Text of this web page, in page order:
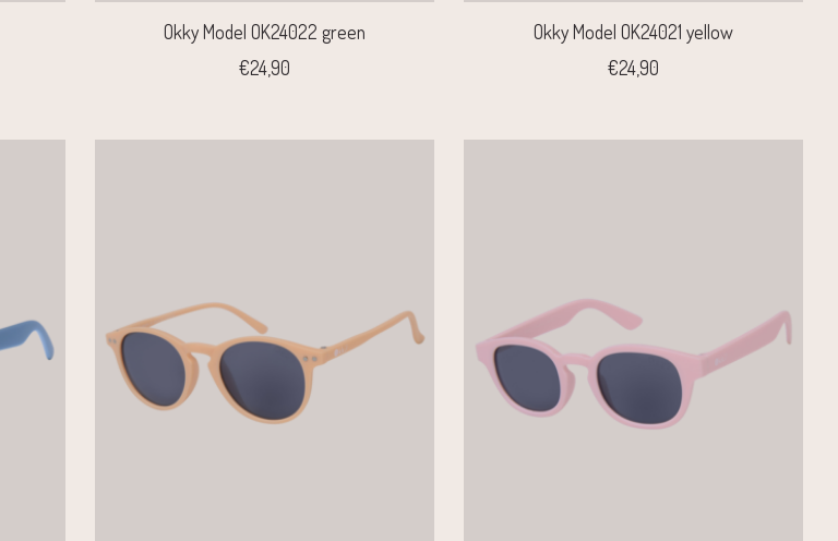
Okky Model OK24022 green
€24,90
Okky Model OK24021 yellow
€24,90